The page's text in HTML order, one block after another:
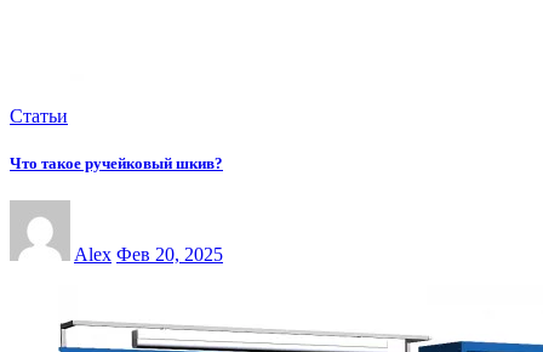
Статьи
Что такое ручейковый шкив?
Alex Фев 20, 2025